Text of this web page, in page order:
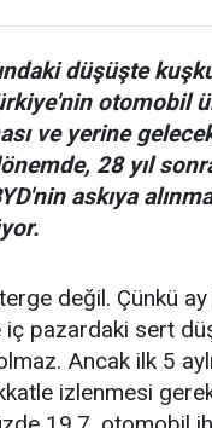
düşüşte
otomobil
ve yerine
28 yıl
askıya
değil. Çünkü
pazardaki sert
Ancak ilk 5
izlenmesi